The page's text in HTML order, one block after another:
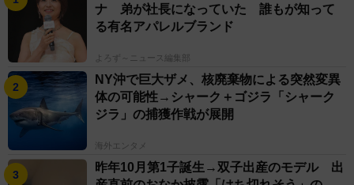
ナ 弟が社長になっていた 誰もが知って
る有名アパレルブランド
よろず～ニュース編集部
NY沖で巨大ザメ、核廃棄物による突然変異
体の可能性→シャーク＋ゴジラ「シャーク
ジラ」の捕獲作戦が展開
海外エンタメ
昨年10月第1子誕生→双子出産のモデル 出